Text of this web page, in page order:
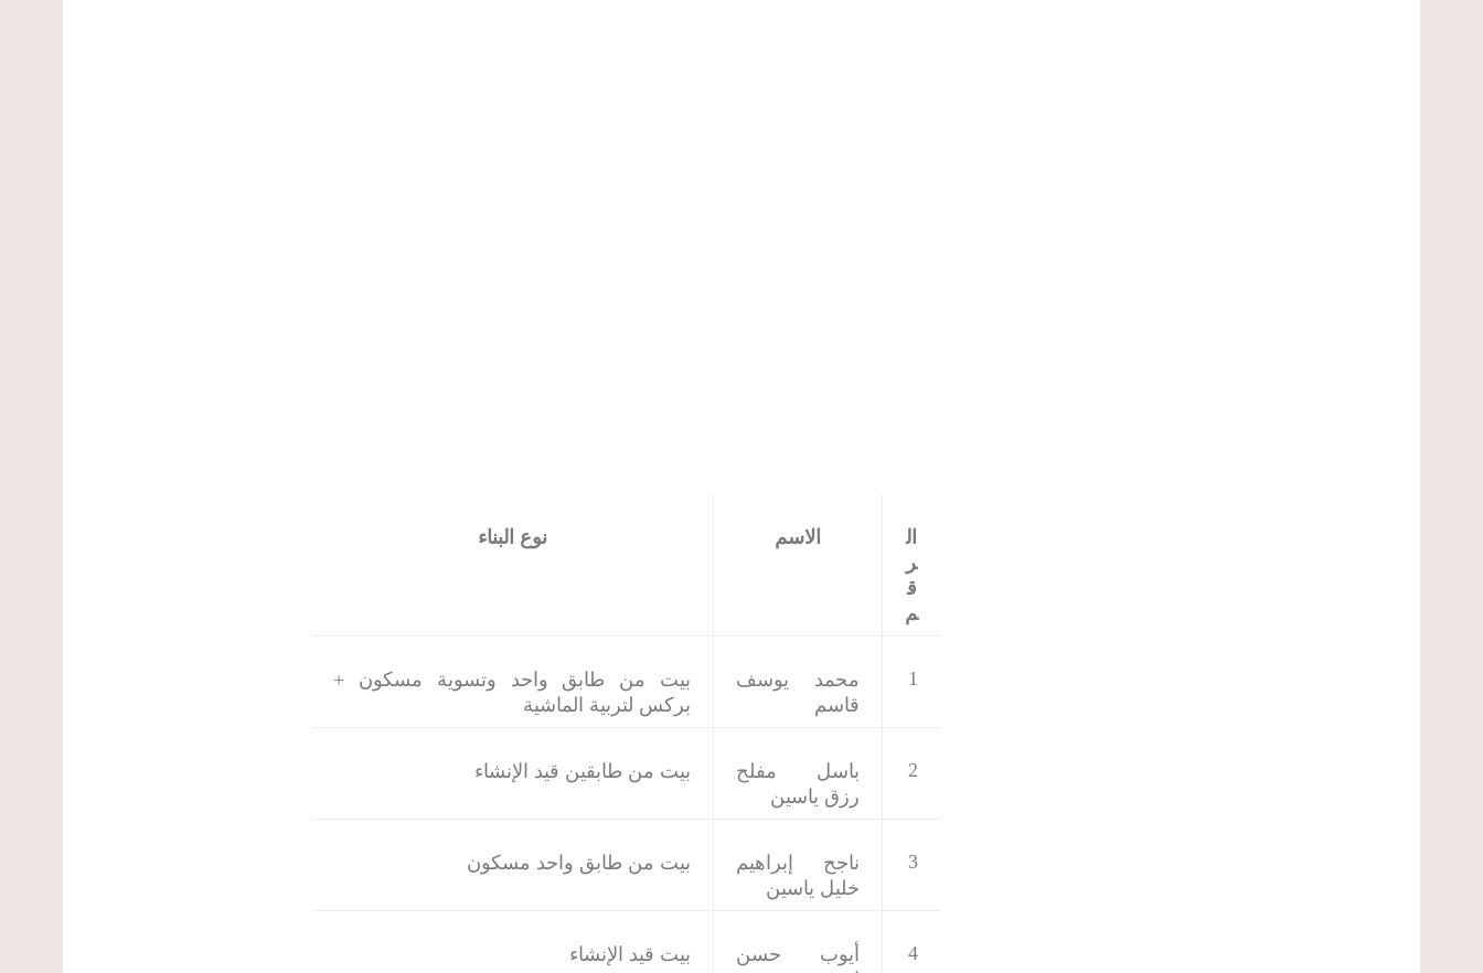
ال
ر
ق
م
الاسم نوع البناء
1
محمد يوسف
قاسم
بيت من طابق واحد وتسوية مسكون +
بركس لتربية الماشية
2
باسل مفلح
رزق ياسين
بيت من طابقين قيد الإنشاء
3
ناجح إبراهيم
خليل ياسين
بيت من طابق واحد مسكون
4
أيوب حسن
بيت قيد الإنشاء